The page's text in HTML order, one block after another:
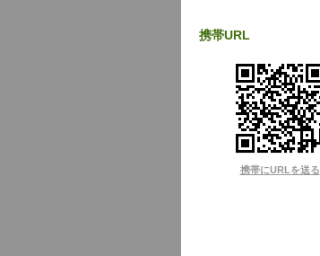
携帯URL
携帯にURLを送る